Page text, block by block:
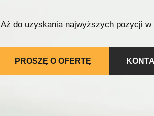
Aż do uzyskania najwyższych pozycji w
PROSZĘ O OFERTĘ